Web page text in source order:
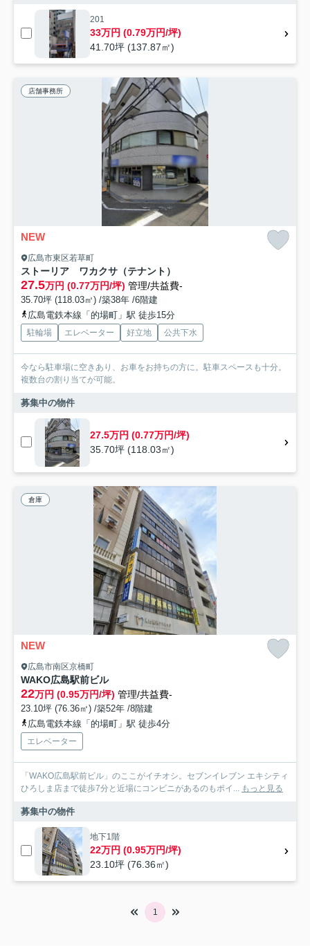
201
33万円 (0.79万円/坪)
41.70坪 (137.87㎡)
店舗事務所
NEW
広島市東区若草町
ストーリア ワカクサ（テナント）
27.5万円 (0.77万円/坪) 管理/共益費-
35.70坪 (118.03㎡) /築38年 /6階建
広島電鉄本線「的場町」駅 徒歩15分
駐輪場 エレベーター 好立地 公共下水
今なら駐車場に空きあり、お車をお持ちの方に。駐車スペースも十分。
複数台の割り当てが可能。
募集中の物件
27.5万円 (0.77万円/坪)
35.70坪 (118.03㎡)
倉庫
NEW
広島市南区京橋町
WAKO広島駅前ビル
22万円 (0.95万円/坪) 管理/共益費-
23.10坪 (76.36㎡) /築52年 /8階建
広島電鉄本線「的場町」駅 徒歩4分
エレベーター
「WAKO広島駅前ビル」のここがイチオシ。セブンイレブン エキシティ
ひろしま店まで徒歩7分と近場にコンビニがあるのもポイ... もっと見る
募集中の物件
地下1階
22万円 (0.95万円/坪)
23.10坪 (76.36㎡)
1